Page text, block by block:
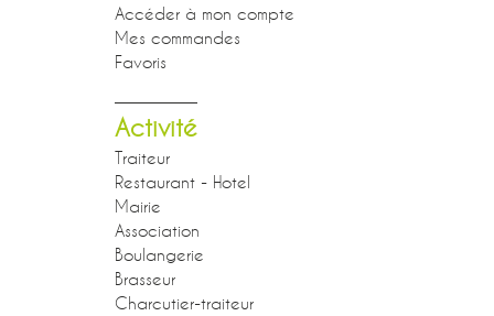
Accéder à mon compte
Mes commandes
Favoris
Activité
Traiteur
Restaurant - Hotel
Mairie
Association
Boulangerie
Brasseur
Charcutier-traiteur